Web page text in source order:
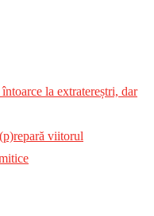
la extratereștri, dar
viitorul